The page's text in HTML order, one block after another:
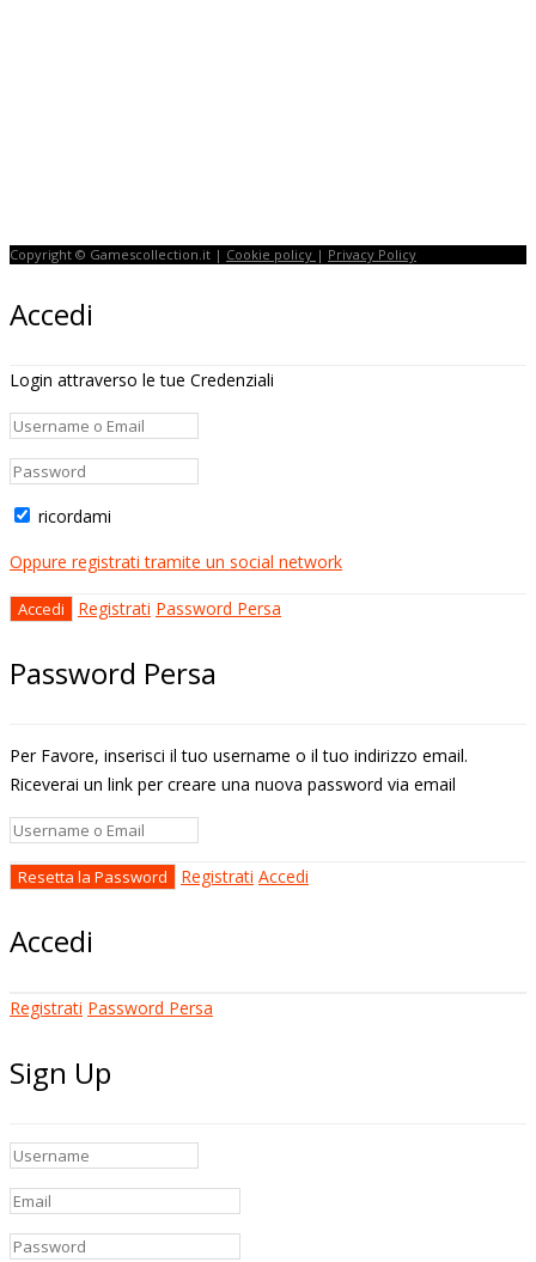
Copyright © Gamescollection.it | Cookie policy | Privacy Policy
Accedi
Login attraverso le tue Credenziali
ricordami
Oppure registrati tramite un social network
Registrati Password Persa
Password Persa
Per Favore, inserisci il tuo username o il tuo indirizzo email.
Riceverai un link per creare una nuova password via email
Registrati Accedi
Accedi
Registrati Password Persa
Sign Up